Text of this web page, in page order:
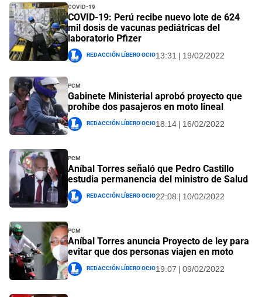
covid-19
COVID-19: Perú recibe nuevo lote de 624
mil dosis de vacunas pediátricas del
laboratorio Pfizer
Redacción Líbero Ocio13:31 | 19/02/2022
PCM
Gabinete Ministerial aprobó proyecto que
prohíbe dos pasajeros en moto lineal
Redacción Líbero Ocio18:14 | 16/02/2022
PCM
Aníbal Torres señaló que Pedro Castillo
estudia permanencia del ministro de Salud
Redacción Líbero Ocio22:08 | 10/02/2022
PCM
Aníbal Torres anuncia Proyecto de ley para
evitar que dos personas viajen en moto
Redacción Líbero Ocio19:07 | 09/02/2022